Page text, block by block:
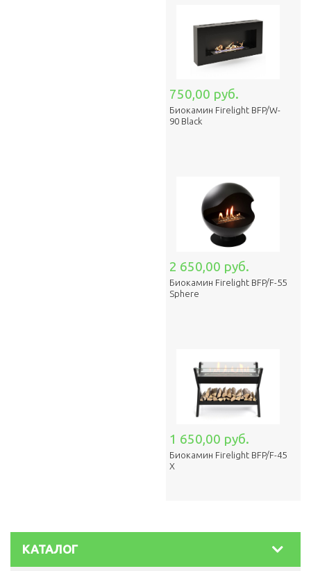
750,00 руб.
Биокамин Firelight BFP/W-
90 Black
2 650,00 руб.
Биокамин Firelight BFP/F-55
Sphere
1 650,00 руб.
Биокамин Firelight BFP/F-45
X
КАТАЛОГ